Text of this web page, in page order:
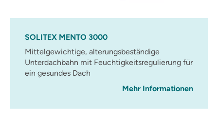
SOLITEX MENTO 3000
Mittelgewichtige, alterungsbeständige
Unterdachbahn mit Feuchtigkeitsregulierung für
ein gesundes Dach
Mehr Informationen